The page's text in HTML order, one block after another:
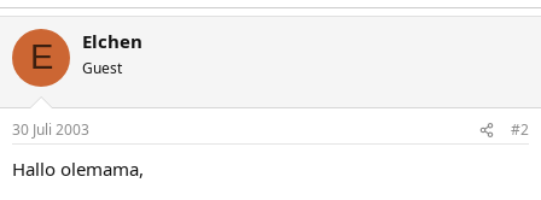
E Elchen
Guest
30 Juli 2003 #2
Hallo olemama,